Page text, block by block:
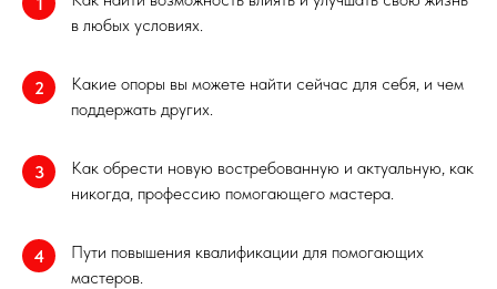
в любых условиях.
2
Какие опоры вы можете найти сейчас для себя, и чем
поддержать других.
3
Как обрести новую востребованную и актуальную, как
никогда, профессию помогающего мастера.
4
Пути повышения квалификации для помогающих
мастеров.